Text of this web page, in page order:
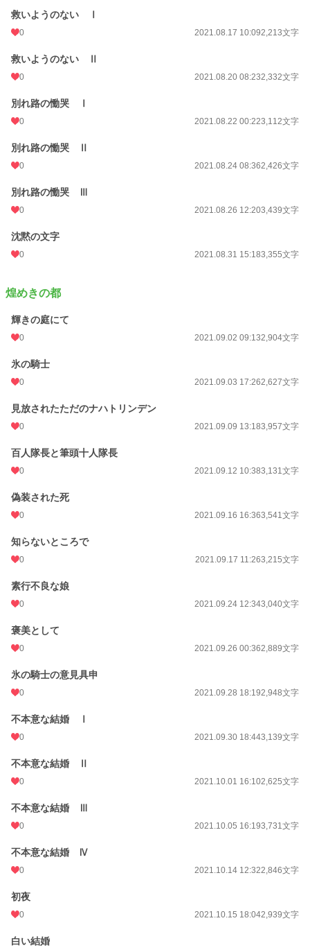
救いようのない Ⅰ
0 2021.08.17 10:092,213文字
救いようのない Ⅱ
0 2021.08.20 08:232,332文字
別れ路の慟哭 Ⅰ
0 2021.08.22 00:223,112文字
別れ路の慟哭 Ⅱ
0 2021.08.24 08:362,426文字
別れ路の慟哭 Ⅲ
0 2021.08.26 12:203,439文字
沈黙の文字
0 2021.08.31 15:183,355文字
煌めきの都
輝きの庭にて
0 2021.09.02 09:132,904文字
氷の騎士
0 2021.09.03 17:262,627文字
見放されたただのナハトリンデン
0 2021.09.09 13:183,957文字
百人隊長と筆頭十人隊長
0 2021.09.12 10:383,131文字
偽装された死
0 2021.09.16 16:363,541文字
知らないところで
0 2021.09.17 11:263,215文字
素行不良な娘
0 2021.09.24 12:343,040文字
褒美として
0 2021.09.26 00:362,889文字
氷の騎士の意見具申
0 2021.09.28 18:192,948文字
不本意な結婚 Ⅰ
0 2021.09.30 18:443,139文字
不本意な結婚 Ⅱ
0 2021.10.01 16:102,625文字
不本意な結婚 Ⅲ
0 2021.10.05 16:193,731文字
不本意な結婚 Ⅳ
0 2021.10.14 12:322,846文字
初夜
0 2021.10.15 18:042,939文字
白い結婚